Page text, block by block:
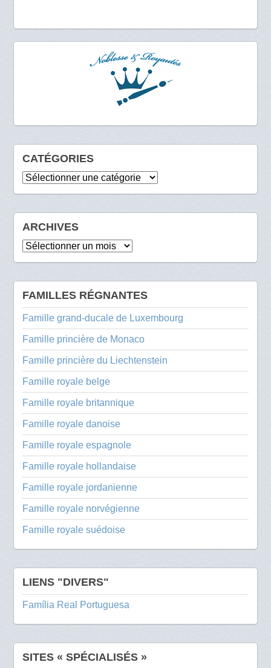
CATÉGORIES
Catégories
ARCHIVES
Archives
FAMILLES RÉGNANTES
Famille grand-ducale de Luxembourg
Famille princière de Monaco
Famille princière du Liechtenstein
Famille royale belge
Famille royale britannique
Famille royale danoise
Famille royale espagnole
Famille royale hollandaise
Famille royale jordanienne
Famille royale norvégienne
Famille royale suédoise
LIENS "DIVERS"
Família Real Portuguesa
SITES « SPÉCIALISÉS »